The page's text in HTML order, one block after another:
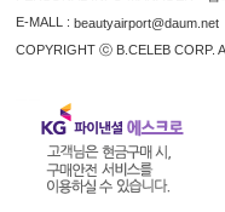
E-MALL : beautyairport@daum.net
COPYRIGHT ⓒ B.CELEB CORP.